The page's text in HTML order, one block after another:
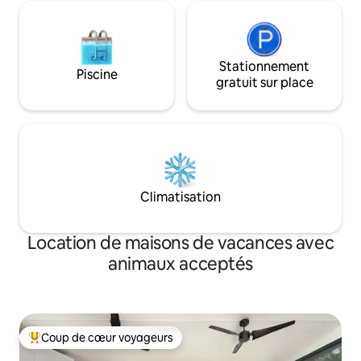
Piscine
Stationnement
gratuit sur place
Climatisation
Location de maisons de vacances avec
animaux acceptés
Coups de cœur voyageurs les plus appréciés
Coup de cœur voyageurs